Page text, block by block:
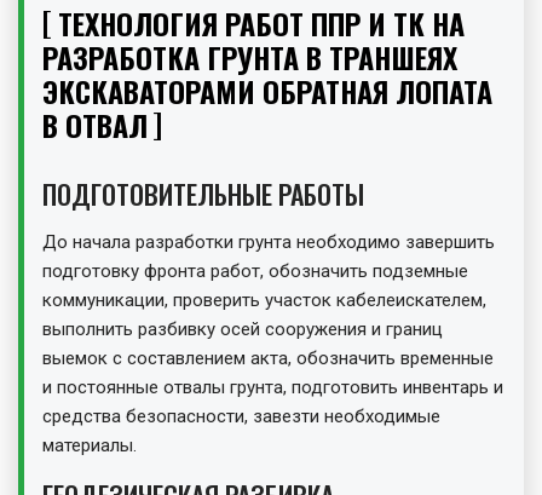
ТЕХНОЛОГИЯ РАБОТ ППР И ТК НА
РАЗРАБОТКА ГРУНТА В ТРАНШЕЯХ
ЭКСКАВАТОРАМИ ОБРАТНАЯ ЛОПАТА
В ОТВАЛ
ПОДГОТОВИТЕЛЬНЫЕ РАБОТЫ
До начала разработки грунта необходимо завершить
подготовку фронта работ, обозначить подземные
коммуникации, проверить участок кабелеискателем,
выполнить разбивку осей сооружения и границ
выемок с составлением акта, обозначить временные
и постоянные отвалы грунта, подготовить инвентарь и
средства безопасности, завезти необходимые
материалы.